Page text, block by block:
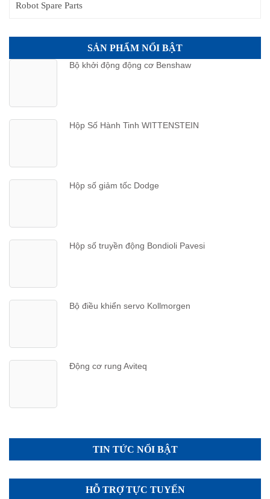
Robot Spare Parts
SẢN PHẨM NỔI BẬT
Bộ khởi động động cơ Benshaw
Hộp Số Hành Tinh WITTENSTEIN
Hộp số giảm tốc Dodge
Hộp số truyền động Bondioli Pavesi
Bộ điều khiển servo Kollmorgen
Động cơ rung Aviteq
TIN TỨC NỔI BẬT
HỖ TRỢ TỰC TUYẾN